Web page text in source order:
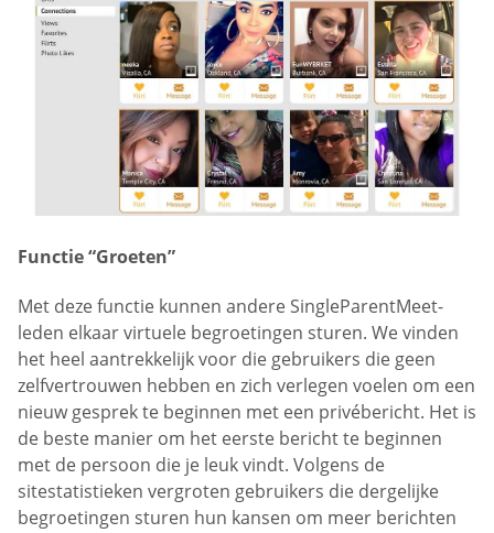
Functie “Groeten”
Met deze functie kunnen andere SingleParentMeet-
leden elkaar virtuele begroetingen sturen. We vinden
het heel aantrekkelijk voor die gebruikers die geen
zelfvertrouwen hebben en zich verlegen voelen om een
nieuw gesprek te beginnen met een privébericht. Het is
de beste manier om het eerste bericht te beginnen
met de persoon die je leuk vindt. Volgens de
sitestatistieken vergroten gebruikers die dergelijke
begroetingen sturen hun kansen om meer berichten